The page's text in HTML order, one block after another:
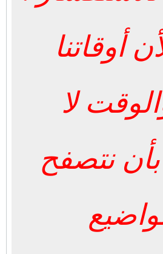
أوقاتنا
لا
نتصفح